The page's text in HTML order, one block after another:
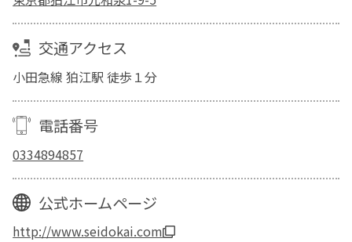
交通アクセス
小田急線 狛江駅 徒歩１分
電話番号
0334894857
公式ホームページ
http://www.seidokai.com